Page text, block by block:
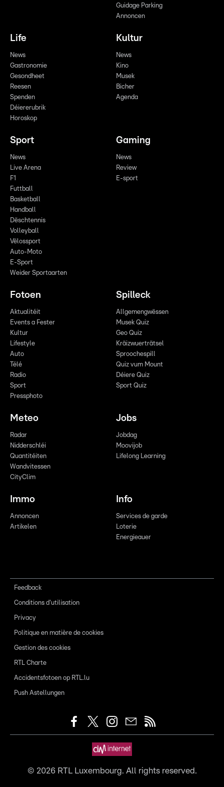
Guidage Parking
Annoncen
Life
News
Gastronomie
Gesondheet
Reesen
Spenden
Déiererubrik
Horoskop
Kultur
News
Kino
Musek
Bicher
Agenda
Sport
News
Live Arena
F1
Futtball
Basketball
Handball
Dëschtennis
Volleyball
Vëlossport
Auto-Moto
E-Sport
Weider Sportaarten
Gaming
News
Review
E-sport
Fotoen
Aktualitéit
Events a Fester
Kultur
Lifestyle
Auto
Télé
Radio
Sport
Pressphoto
Spilleck
Allgemengwëssen
Musek Quiz
Geo Quiz
Kräizwuerträtsel
Sproochespill
Quiz vum Mount
Déiere Quiz
Sport Quiz
Meteo
Radar
Nidderschléi
Quantitéiten
Wandvitessen
CityClim
Jobs
Jobdag
Moovijob
Lifelong Learning
Immo
Annoncen
Artikelen
Info
Services de garde
Loterie
Energieauer
Feedback
Conditions d'utilisation
Privacy
Politique en matière de cookies
Gestion des cookies
RTL Charte
Accidentsfotoen op RTL.lu
Push Astellungen
© 2026RTL Luxembourg. All rights reserved.